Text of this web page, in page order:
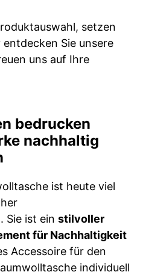
setzen
Sie unsere
uns auf Ihre
bedrucken
nachhaltig
ist heute viel
Sie ist ein stilvoller
für Nachhaltigkeit
Accessoire für den
individuell